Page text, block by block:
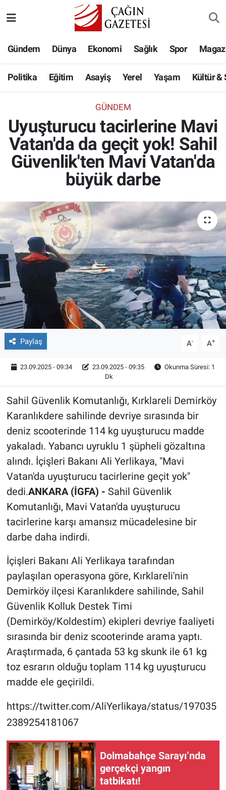
Gündem Dünya Ekonomi Sağlık Spor
Politika Eğitim Asayiş Yerel Yaşam Kültür &
GÜNDEM
Uyuşturucu tacirlerine Mavi
Vatan'da da geçit yok! Sahil
Güvenlik'ten Mavi Vatan'da
büyük darbe
Paylaş A- A+
23.09.2025 - 09:34 23.09.2025 - 09:35
Okunma Süresi: 1
Dk
Sahil Güvenlik Komutanlığı, Kırklareli Demirköy
Karanlıkdere sahilinde devriye sırasında bir
deniz scooterinde 114 kg uyuşturucu madde
yakaladı. Yabancı uyruklu 1 şüpheli gözaltına
alındı. İçişleri Bakanı Ali Yerlikaya, "Mavi
Vatan'da uyuşturucu tacirlerine geçit yok"
dedi.ANKARA (İGFA) - Sahil Güvenlik
Komutanlığı, Mavi Vatan'da uyuşturucu
tacirlerine karşı amansız mücadelesine bir
darbe daha indirdi.
İçişleri Bakanı Ali Yerlikaya tarafından
paylaşılan operasyona göre, Kırklareli'nin
Demirköy ilçesi Karanlıkdere sahilinde, Sahil
Güvenlik Kolluk Destek Timi
(Demirköy/Koldestim) ekipleri devriye faaliyeti
sırasında bir deniz scooterinde arama yaptı.
Araştırmada, 6 çantada 53 kg skunk ile 61 kg
toz esrarın olduğu toplam 114 kg uyuşturucu
madde ele geçirildi.
https://twitter.com/AliYerlikaya/status/197035
2389254181067
Dolmabahçe Sarayı’nda
gerçekçi yangın
tatbikatı!
Eğitim
Asayiş
Yaşam
Kültür & Sanat
Köşe Yazıları
Röportaj
Video Galeri
Hava Durumu
Namaz Vakitleri
Süper Lig Puan Durumu ve Fikstür
Tüm Manşetler
Haber Arşivi